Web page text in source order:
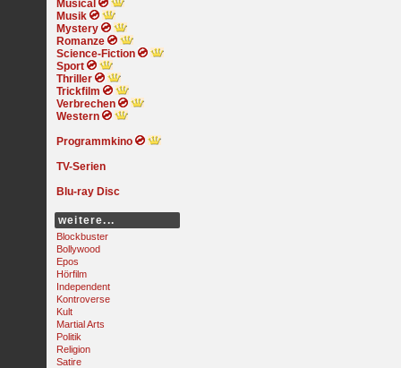
Musical
Musik
Mystery
Romanze
Science-Fiction
Sport
Thriller
Trickfilm
Verbrechen
Western
Programmkino
TV-Serien
Blu-ray Disc
weitere...
Blockbuster
Bollywood
Epos
Hörfilm
Independent
Kontroverse
Kult
Martial Arts
Politik
Religion
Satire